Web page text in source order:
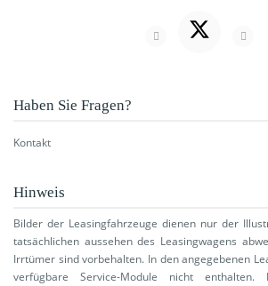
Haben Sie Fragen?
Kontakt
Hinweis
Bilder der Leasingfahrzeuge dienen nur der
tatsächlichen aussehen des Leasingwagens
Irrtümer sind vorbehalten. In den angegebenen
verfügbare Service-Module nicht